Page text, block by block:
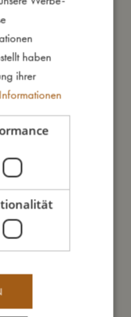
Entnehmen der
und Spülmaschine
haben
ihrer